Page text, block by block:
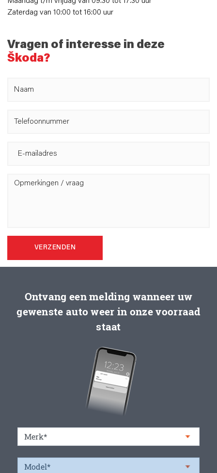
Zaterdag van 10:00 tot 16:00 uur
Vragen of interesse in deze
Škoda?
VERZENDEN
Ontvang een melding wanneer uw
gewenste auto weer in onze voorraad
staat